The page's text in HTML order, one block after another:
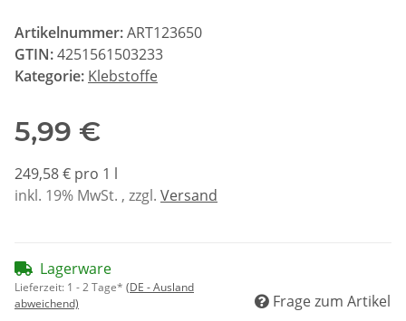
Artikelnummer:ART123650
GTIN:4251561503233
Kategorie: Klebstoffe
5,99 €
249,58 € pro 1 l
inkl. 19% MwSt. , zzgl. Versand
Lagerware
Lieferzeit: 1 - 2 Tage* (DE - Ausland
abweichend)
Frage zum Artikel